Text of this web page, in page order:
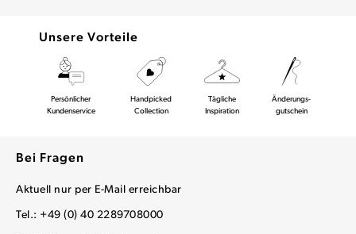
Unsere Vorteile
Persönlicher
Kundenservice
Handpicked
Collection
Tägliche
Inspiration
Änderungs-
gutschein
Bei Fragen
Aktuell nur per E-Mail erreichbar
Tel.: +49 (0) 40 2289708000